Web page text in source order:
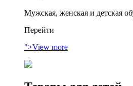
Мужская, женская и детская
Перейти
">View more